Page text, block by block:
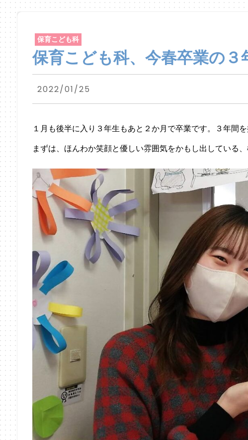
保育こども科
保育こども科、今春卒業の
2022/01/25
１月も後半に入り３年生もあと２か月で卒業です。３年間
まずは、ほんわか笑顔と優しい雰囲気をかもし出している、